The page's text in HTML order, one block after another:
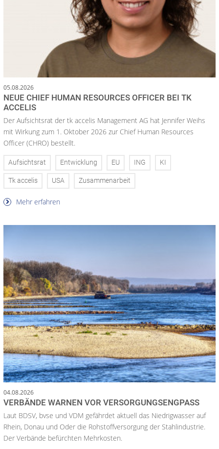
05.08.2026
NEUE CHIEF HUMAN RESOURCES OFFICER BEI TK
ACCELIS
Der Aufsichtsrat der tk accelis Management AG hat Jennifer Weihs
mit Wirkung zum 1. Oktober 2026 zur Chief Human Resources
Officer (CHRO) bestellt.
Aufsichtsrat Entwicklung EU ING KI
Tk accelis USA Zusammenarbeit
Mehr erfahren
04.08.2026
VERBÄNDE WARNEN VOR VERSORGUNGSENGPASS
Laut BDSV, bvse und VDM gefährdet aktuell das Niedrigwasser auf
Rhein, Donau und Oder die Rohstoffversorgung der Stahlindustrie.
Der Verbände befürchten Mehrkosten.